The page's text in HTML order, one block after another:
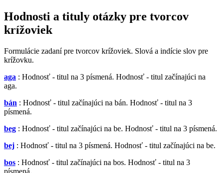
Hodnosti a tituly otázky pre tvorcov
krížoviek
Formulácie zadaní pre tvorcov krížoviek. Slová a indície slov pre
krížovku.
aga : Hodnosť - titul na 3 písmená. Hodnosť - titul začínajúci na
aga.
bán : Hodnosť - titul začínajúci na bán. Hodnosť - titul na 3
písmená.
beg : Hodnosť - titul začínajúci na be. Hodnosť - titul na 3 písmená.
bej : Hodnosť - titul na 3 písmená. Hodnosť - titul začínajúci na be.
bos : Hodnosť - titul začínajúci na bos. Hodnosť - titul na 3
písmená.